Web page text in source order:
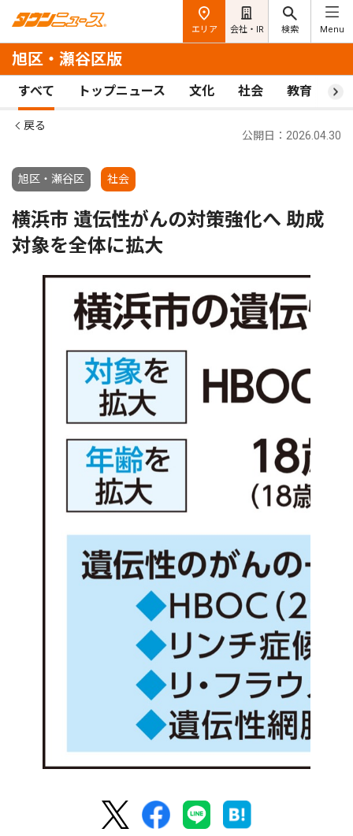
エリア 会社・IR 検索 Menu
旭区・瀬谷区版
すべて トップニュース 文化 社会 教育 ス
戻る
旭区・瀬谷区 社会
公開日：2026.04.30
横浜市 遺伝性がんの対策強化へ 助成
対象を全体に拡大